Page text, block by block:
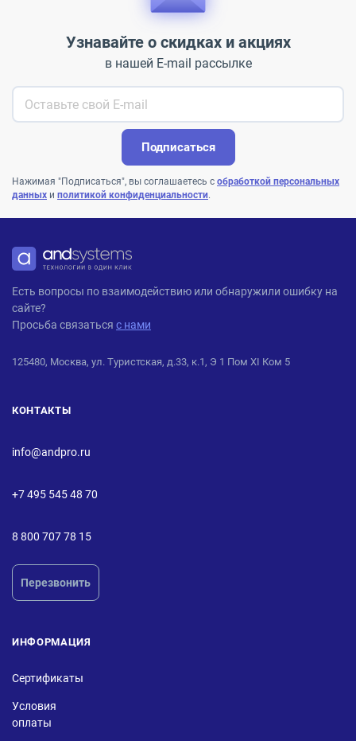
Узнавайте о скидках и акциях
в нашей E-mail рассылке
Подписаться
Нажимая "Подписаться", вы соглашаетесь с обработкой персональных
данных и политикой конфиденциальности.
ANDPRO
Есть вопросы по взаимодействию или обнаружили ошибку на
сайте?
Просьба связаться с нами
125480, Москва, ул. Туристская, д.33, к.1, Э 1 Пом XI Ком 5
КОНТАКТЫ
info@andpro.ru
+7 495 545 48 70
8 800 707 78 15
Перезвонить
ИНФОРМАЦИЯ
Сертификаты
Условия
оплаты